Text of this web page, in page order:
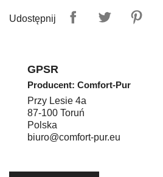
Udostępnij
GPSR
Producent: Comfort-Pur
Przy Lesie 4a
87-100 Toruń
Polska
biuro@comfort-pur.eu